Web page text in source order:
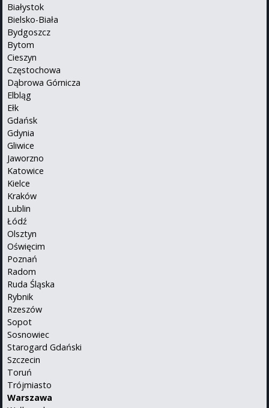
Białystok
Bielsko-Biała
Bydgoszcz
Bytom
Cieszyn
Częstochowa
Dąbrowa Górnicza
Elbląg
Ełk
Gdańsk
Gdynia
Gliwice
Jaworzno
Katowice
Kielce
Kraków
Lublin
Łódź
Olsztyn
Oświęcim
Poznań
Radom
Ruda Śląska
Rybnik
Rzeszów
Sopot
Sosnowiec
Starogard Gdański
Szczecin
Toruń
Trójmiasto
Warszawa